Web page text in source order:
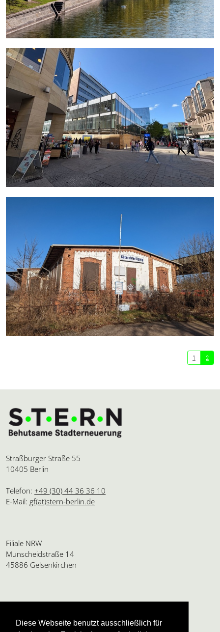
Diese Webseite benutzt ausschließlich für
mehr erfahren
mehr erfahren
1 2
Straßburger Straße 55
10405 Berlin
Telefon: +49 (30) 44 36 36 10
E-Mail: gf(at)stern-berlin.de
Filiale NRW
Munscheidstraße 14
45886 Gelsenkirchen
USt.ID: DE136595165